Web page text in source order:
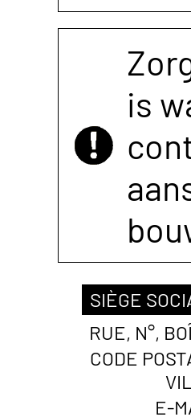
is
SIÈGE
RUE, N°,
CODE
E-